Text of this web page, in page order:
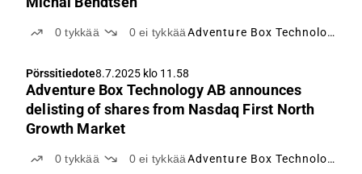
0tykkää 0ei tykkää Adventure Box Technology
Pörssitiedote8.7.2025 klo 11.58
Adventure Box Technology AB announces
delisting of shares from Nasdaq First North
Growth Market
0tykkää 0ei tykkää Adventure Box Technology